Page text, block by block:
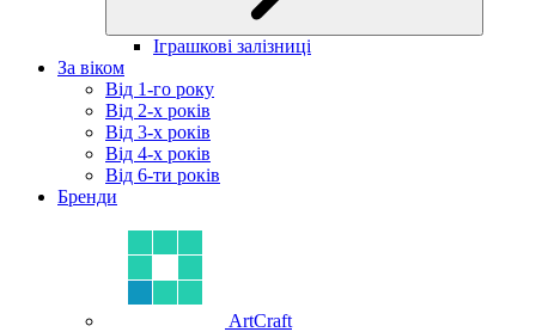
Іграшкові залізниці
За віком
Від 1-го року
Від 2-х років
Від 3-х років
Від 4-х років
Від 6-ти років
Бренди
ArtCraft